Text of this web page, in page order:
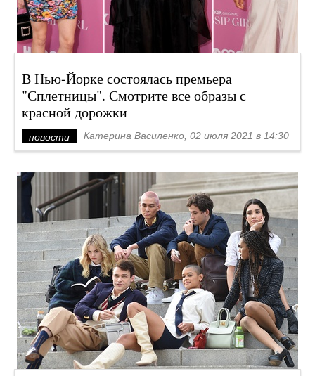
В Нью-Йорке состоялась премьера
"Сплетницы". Смотрите все образы с
красной дорожки
новости Катерина Василенко, 02 июля 2021 в 14:30